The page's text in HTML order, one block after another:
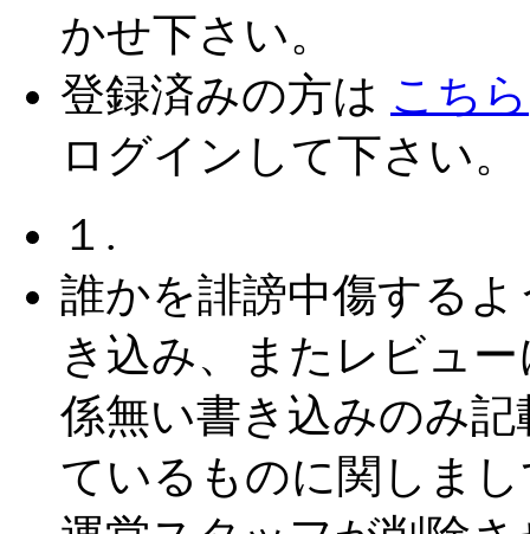
かせ下さい。
登録済みの方は こちら
ログインして下さい。
１.
誰かを誹謗中傷するよ
き込み、またレビュー
係無い書き込みのみ記
ているものに関しま